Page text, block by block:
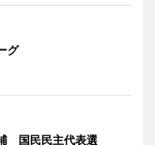
グ
国民民主代表選